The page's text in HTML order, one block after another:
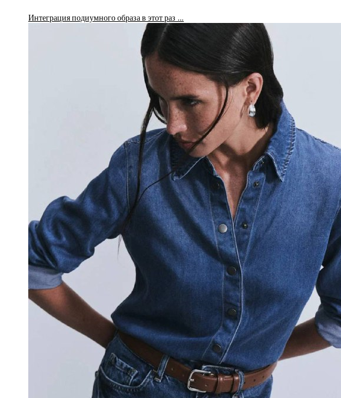
Интеграция подиумного образа в этот раз …